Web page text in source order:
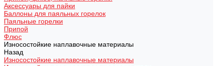
Аксессуары для пайки
Баллоны для паяльных горелок
Паяльные горелки
Припой
Флюс
Износостойкие наплавочные материалы
Назад
Износостойкие наплавочные материалы